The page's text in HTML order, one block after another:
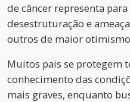
de câncer representa
desestruturação e
outros de maior otimismo
Muitos pais se protegem
conhecimento das
mais graves, enquanto